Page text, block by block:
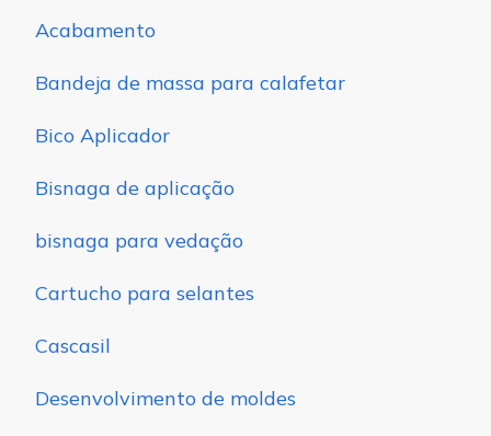
Acabamento
Bandeja de massa para calafetar
Bico Aplicador
Bisnaga de aplicação
bisnaga para vedação
Cartucho para selantes
Cascasil
Desenvolvimento de moldes